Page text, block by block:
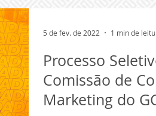
Processo
Comissão de
Marketing do
5 de fev. de 2022 1 min de